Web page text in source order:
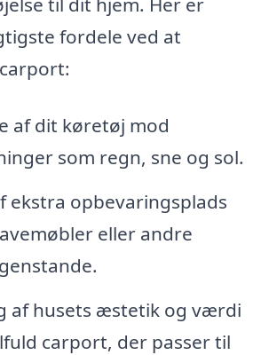
fordele ved at
af dit køretøj mod
som regn, sne og sol.
ekstra opbevaringsplads
eller andre
af husets æstetik og værdi
carport, der passer til